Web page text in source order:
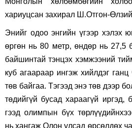
хариуцсан захирал Ш.Отгон-Өлзий
Энийг одоо энгийн үгээр хэлэх
өргөн нь 80 метр, өндөр нь 27,5
байшинтай тэнцэх хэмжээний
куб агаараар ингэж хийлдэг
төв байгаа. Тэгээд энэ төв дээр
төдийгүй бусад хараагүй иргэд,
гээд олимпын бүх
нь хангаж Олон улсад өрсөлдөх